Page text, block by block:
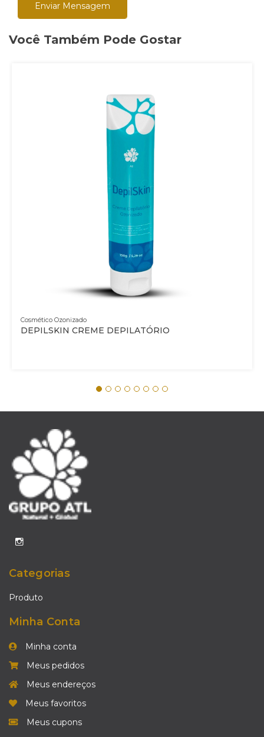
Enviar Mensagem
Você Também Pode Gostar
Cosmético Ozonizado
DEPILSKIN CREME DEPILATÓRIO
Categorias
Produto
Minha Conta
Minha conta
Meus pedidos
Meus endereços
Meus favoritos
Meus cupons